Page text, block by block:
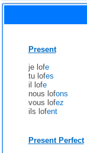
Present
je lofe
tu lofes
il lofe
nous lofons
vous lofez
ils lofent
Present Perfect